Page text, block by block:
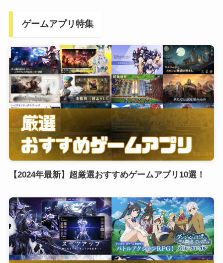
ゲームアプリ特集
【2024年最新】超厳選おすすめゲームアプリ10選！